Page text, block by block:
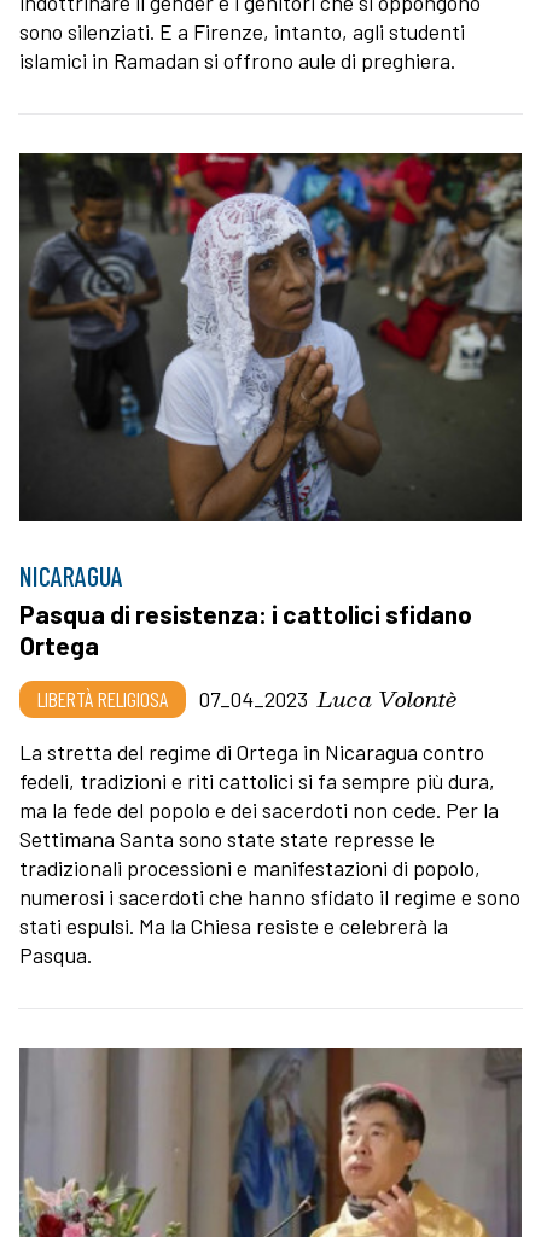
sono silenziati. E a Firenze, intanto, agli studenti
islamici in Ramadan si offrono aule di preghiera.
NICARAGUA
Pasqua di resistenza: i cattolici sfidano
Ortega
LIBERTÀ RELIGIOSA 07_04_2023 Luca Volontè
La stretta del regime di Ortega in Nicaragua contro
fedeli, tradizioni e riti cattolici si fa sempre più dura,
ma la fede del popolo e dei sacerdoti non cede. Per la
Settimana Santa sono state state represse le
tradizionali processioni e manifestazioni di popolo,
numerosi i sacerdoti che hanno sfidato il regime e sono
stati espulsi. Ma la Chiesa resiste e celebrerà la
Pasqua.